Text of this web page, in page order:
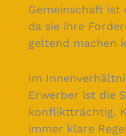
Gemeinschaft ist
da sie ihre
geltend machen
Im
Erwerber ist die
konfliktträchtig.
immer klare